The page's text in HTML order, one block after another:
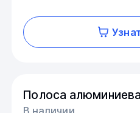
Полоса
В наличии